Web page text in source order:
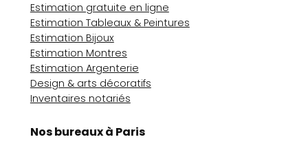
Estimation gratuite en ligne
Estimation Tableaux & Peintures
Estimation Bijoux
Estimation Montres
Estimation Argenterie
Design & arts décoratifs
Inventaires notariés
Nos bureaux à Paris